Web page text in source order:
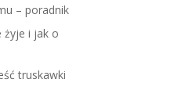
– poradnik
żyje i jak o
truskawki